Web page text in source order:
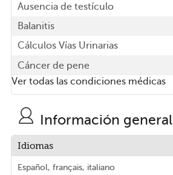
Ausencia de testículo
Balanitis
Cálculos Vías Urinarias
Cáncer de pene
Ver todas las condiciones médicas
Información general
Idiomas
Español, français, italiano